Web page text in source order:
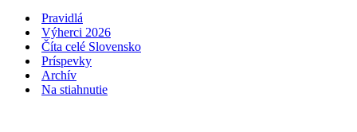
navigáciePravidlá
Výherci 2026
Číta celé Slovensko
Príspevky
Archív
Na stiahnutie